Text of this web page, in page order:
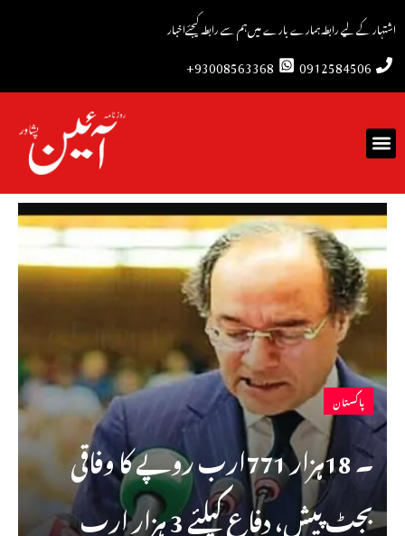
اشتہار کے لیے رابطہہمارے بارے میںہم سے رابطہ کیجئےاخبار
0912584506
93008563368+
پاکستان
۔ 18ہزار 771ارب روپے کا وفاقی
بجٹ پیش، دفاع کیلئے 3 ہزار ارب